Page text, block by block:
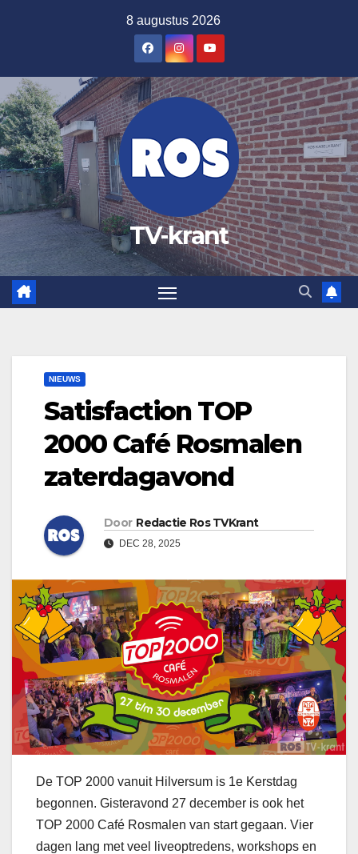
inhoud
8 augustus 2026
TV-krant
NIEUWS
Satisfaction TOP
2000 Café Rosmalen
zaterdagavond
Door Redactie Ros TVKrant
DEC 28, 2025
De TOP 2000 vanuit Hilversum is 1e Kerstdag
begonnen. Gisteravond 27 december is ook het
TOP 2000 Café Rosmalen van start gegaan. Vier
dagen lang met veel liveoptredens, workshops en